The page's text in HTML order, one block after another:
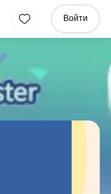
Войти